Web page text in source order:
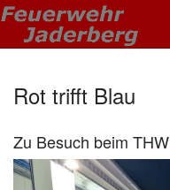
Rot trifft Blau
Zu Besuch beim THW